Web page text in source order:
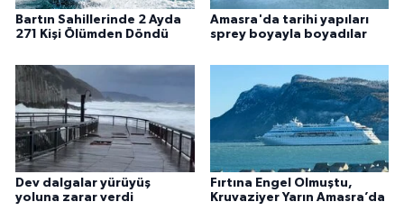
Bartın Sahillerinde 2 Ayda
271 Kişi Ölümden Döndü
Amasra'da tarihi yapıları
sprey boyayla boyadılar
Dev dalgalar yürüyüş
yoluna zarar verdi
Fırtına Engel Olmuştu,
Kruvaziyer Yarın Amasra’da